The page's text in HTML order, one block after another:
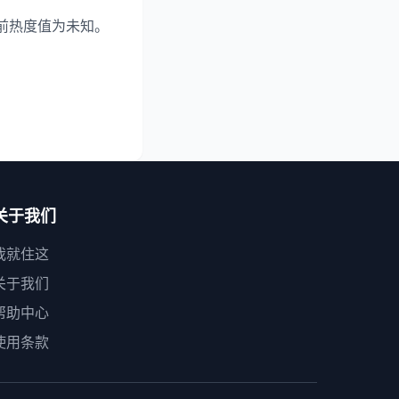
度值为未知。
于我们
就住这
于我们
助中心
用条款